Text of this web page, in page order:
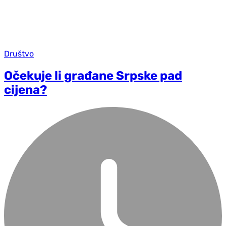
Društvo
Očekuje li građane Srpske pad
cijena?